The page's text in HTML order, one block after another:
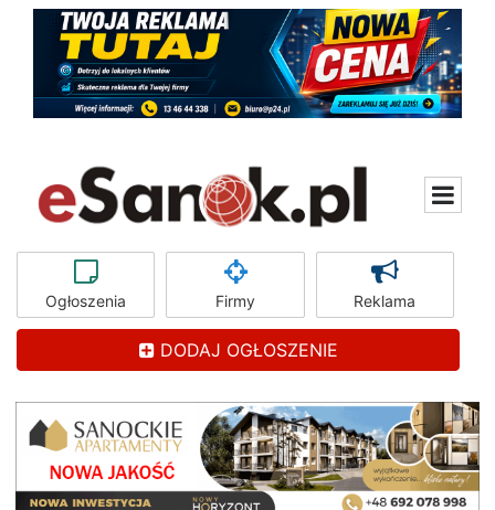
Ogłoszenia Firmy Reklama
DODAJ OGŁOSZENIE